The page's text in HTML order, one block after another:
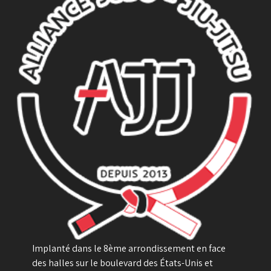
Implanté dans le 8ème arrondissement en face
des halles sur le boulevard des États-Unis et